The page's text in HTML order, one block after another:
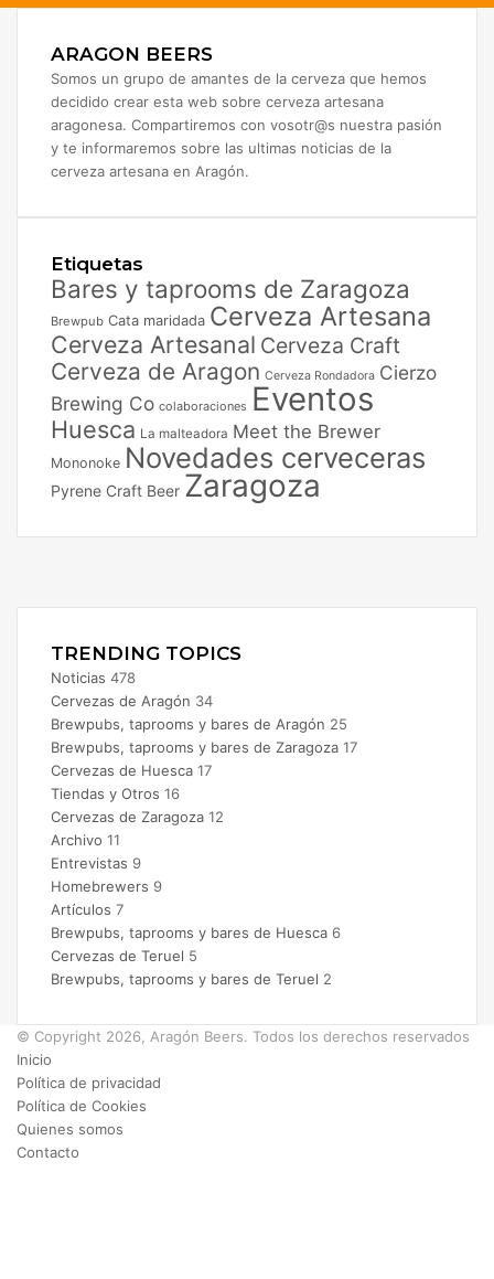
ARAGON BEERS
Somos un grupo de amantes de la cerveza que hemos
decidido crear esta web sobre cerveza artesana
aragonesa. Compartiremos con vosotr@s nuestra pasión
y te informaremos sobre las ultimas noticias de la
cerveza artesana en Aragón.
Etiquetas
Bares y taprooms de Zaragoza
Brewpub Cata maridada Cerveza Artesana
Cerveza Artesanal Cerveza Craft
Cerveza de Aragon Cerveza Rondadora Cierzo
Brewing Co colaboraciones Eventos
Huesca La malteadora Meet the Brewer
Mononoke Novedades cerveceras
Pyrene Craft Beer Zaragoza
TRENDING TOPICS
Noticias 478
Cervezas de Aragón 34
Brewpubs, taprooms y bares de Aragón 25
Brewpubs, taprooms y bares de Zaragoza 17
Cervezas de Huesca 17
Tiendas y Otros 16
Cervezas de Zaragoza 12
Archivo 11
Entrevistas 9
Homebrewers 9
Artículos 7
Brewpubs, taprooms y bares de Huesca 6
Cervezas de Teruel 5
Brewpubs, taprooms y bares de Teruel 2
© Copyright 2026, Aragón Beers. Todos los derechos reservados
Inicio
Política de privacidad
Política de Cookies
Quienes somos
Contacto